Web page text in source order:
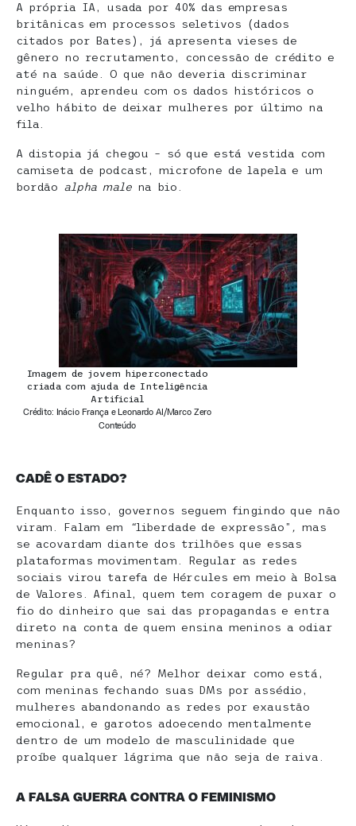
A própria IA, usada por 40% das empresas
britânicas em processos seletivos (dados
citados por Bates), já apresenta vieses de
gênero no recrutamento, concessão de crédito e
até na saúde. O que não deveria discriminar
ninguém, aprendeu com os dados históricos o
velho hábito de deixar mulheres por último na
fila.
A distopia já chegou – só que está vestida com
camiseta de podcast, microfone de lapela e um
bordão alpha male na bio.
Imagem de jovem hiperconectado
criada com ajuda de Inteligência
Artificial
Crédito: Inácio França e Leonardo AI/Marco Zero
Conteúdo
CADÊ O ESTADO?
Enquanto isso, governos seguem fingindo que não
viram. Falam em
“liberdade de expressão” , mas
se acovardam diante dos trilhões que essas
plataformas movimentam. Regular as redes
sociais virou tarefa de Hércules em meio à Bolsa
de Valores. Afinal, quem tem coragem de puxar o
fio do dinheiro que sai das propagandas e entra
direto na conta de quem ensina meninos a odiar
meninas?
Regular pra quê, né? Melhor deixar como está,
com meninas fechando suas DMs por assédio,
mulheres abandonando as redes por exaustão
emocional, e garotos adoecendo mentalmente
dentro de um modelo de masculinidade que
proíbe qualquer lágrima que não seja de raiva.
A FALSA GUERRA CONTRA O FEMINISMO